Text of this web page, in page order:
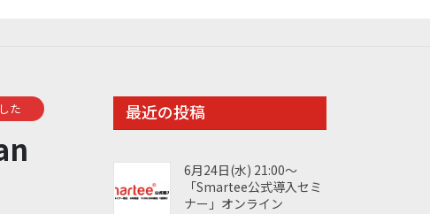
た 最近の投稿
6月24日(水) 21:00～
「Smartee公式導入セミ
ナー」オンライン